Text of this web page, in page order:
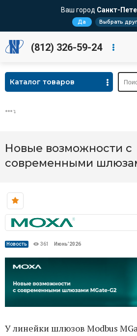
Ваш город Санкт-
Да Выбрать
(812) 326-59-24
Каталог товаров
Новые возможности с
современными
Новость 361 Июнь’2026
У линейки шлюзов Modbus